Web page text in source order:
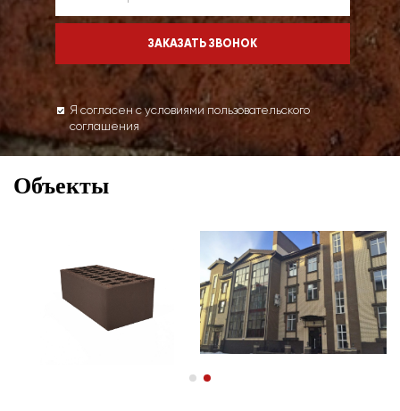
Я согласен с условиями пользовательского
соглашения
Объекты